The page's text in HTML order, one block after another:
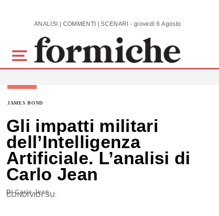
Skip to main content ANALISI | COMMENTI | SCENARI - giovedì 6 Agosto 2026
JAMES BOND
Gli impatti militari
dell’Intelligenza
Artificiale. L’analisi di
Carlo Jean
DiCarlo Jean
CONDIVIDI SU: